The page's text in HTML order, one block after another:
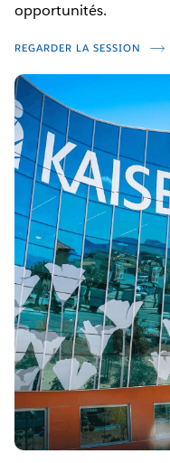
opportunités.
REGARDER LA SESSION